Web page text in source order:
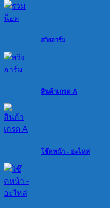
สวิงอาร์ม
สินค้าเกรด A
โช๊คหน้า - อะไหล่